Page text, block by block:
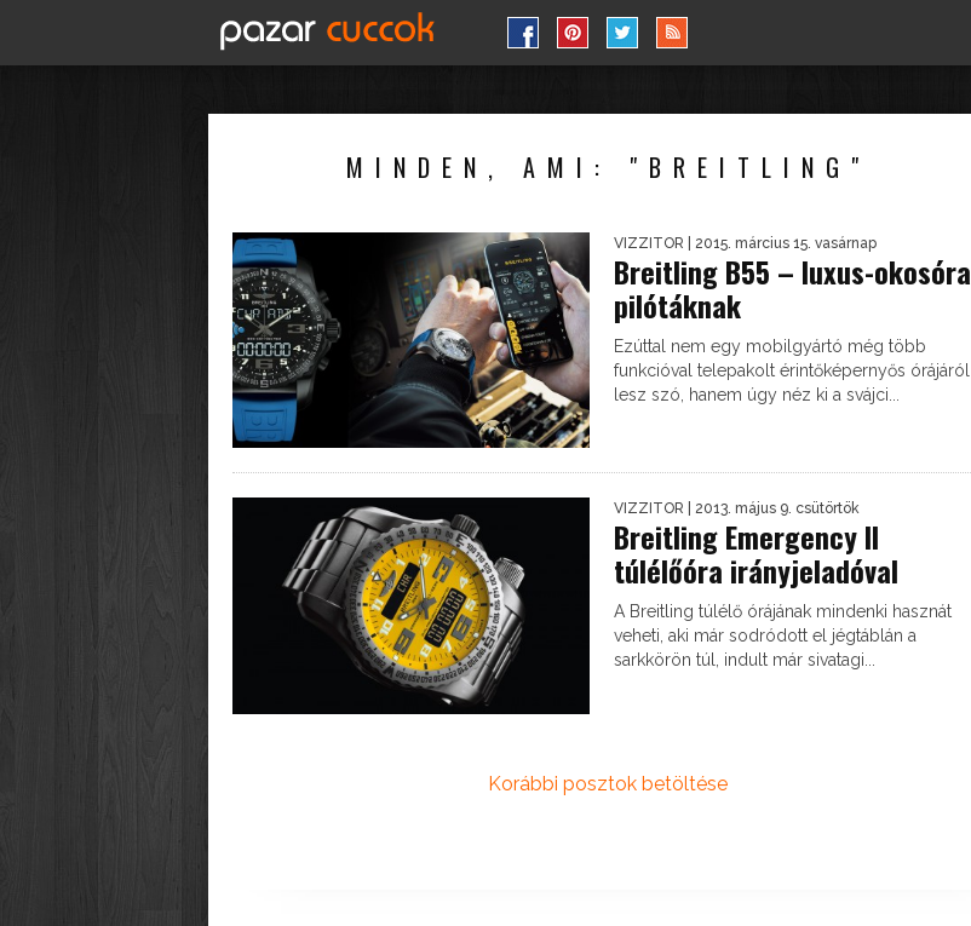
MINDEN, AMI: "BREITLING"
VIZZITOR | 2015. március 15. vasárnap
Breitling B55 – luxus-okosóra
pilótáknak
Ezúttal nem egy mobilgyártó még több
funkcióval telepakolt érintőképernyős órájáról
lesz szó, hanem úgy néz ki a svájci...
VIZZITOR | 2013. május 9. csütörtök
Breitling Emergency II
túlélőóra irányjeladóval
A Breitling túlélő órájának mindenki hasznát
veheti, aki már sodródott el jégtáblán a
sarkkörön túl, indult már sivatagi...
Korábbi posztok betöltése